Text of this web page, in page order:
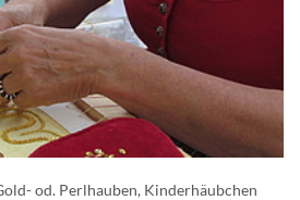
od. Perlhauben, Kinderhäubchen